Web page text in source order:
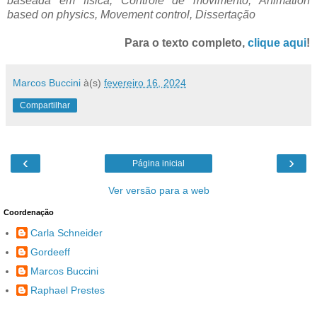
based on physics, Movement control, Dissertação
Para o texto completo, clique aqui!
Marcos Buccini à(s) fevereiro 16, 2024
Compartilhar
‹ ›
Página inicial
Ver versão para a web
Coordenação
Carla Schneider
Gordeeff
Marcos Buccini
Raphael Prestes